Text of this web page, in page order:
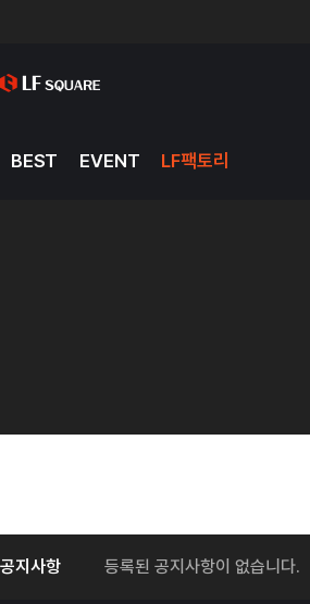
BEST EVENT LF팩토리
공지사항 등록된 공지사항이 없습니다.